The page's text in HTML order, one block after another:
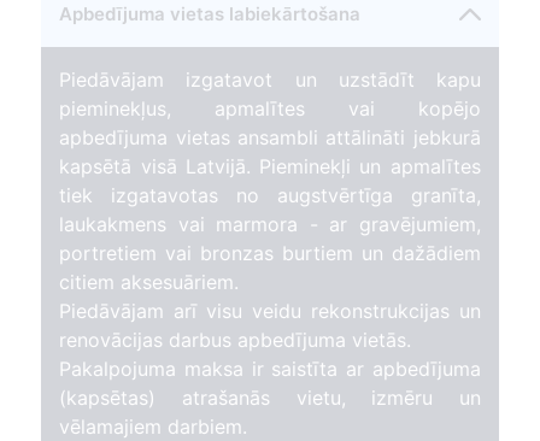
Apbedījuma vietas labiekārtošana
Piedāvājam izgatavot un uzstādīt kapu
pieminekļus, apmalītes vai kopējo
apbedījuma vietas ansambli attālināti jebkurā
kapsētā visā Latvijā. Pieminekļi un apmalītes
tiek izgatavotas no augstvērtīga granīta,
laukakmens vai marmora - ar gravējumiem,
portretiem vai bronzas burtiem un dažādiem
citiem aksesuāriem.
Piedāvājam arī visu veidu rekonstrukcijas un
renovācijas darbus apbedījuma vietās.
Pakalpojuma maksa ir saistīta ar apbedījuma
(kapsētas) atrašanās vietu, izmēru un
vēlamajiem darbiem.